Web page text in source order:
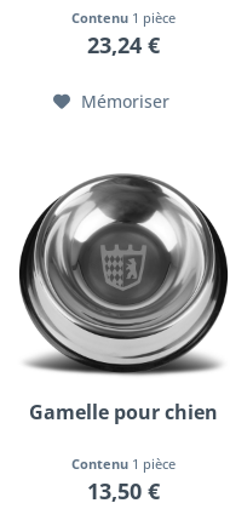
Contenu 1 pièce
23,24 €
Mémoriser
Gamelle pour chien
Contenu 1 pièce
13,50 €